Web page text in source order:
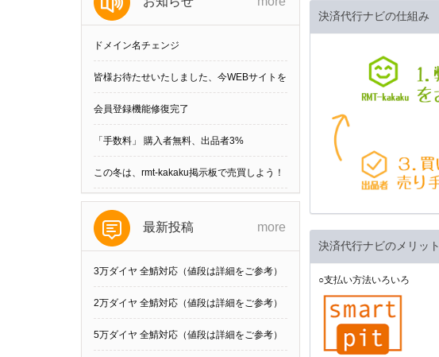
ドメイン名チェンジ
皆様お待たせいたしました、今WEBサイトを
刷新しました。
会員登録機能修復完了
「手数料」 購入者無料、出品者3%
この冬は、rmt-kakaku掲示板で売買しよう！
最新投稿 more
3万ダイヤ 全鯖対応（値段は詳細をご参考）
他の数可
2万ダイヤ 全鯖対応（値段は詳細をご参考）
他の数可
5万ダイヤ 全鯖対応（値段は詳細をご参考）
決済代行ナビの仕組み
決済代行ナビのメリット
○支払い方法いろいろ